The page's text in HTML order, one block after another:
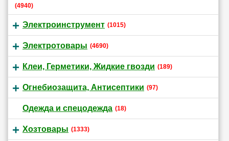
(4940)
Электроинструмент (1015)
Электротовары (4690)
Клеи, Герметики, Жидкие гвозди (189)
Огнебиозащита, Антисептики (97)
Одежда и спецодежда (18)
Хозтовары (1333)